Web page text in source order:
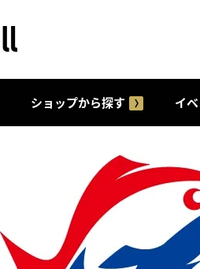
ショップから探す イ